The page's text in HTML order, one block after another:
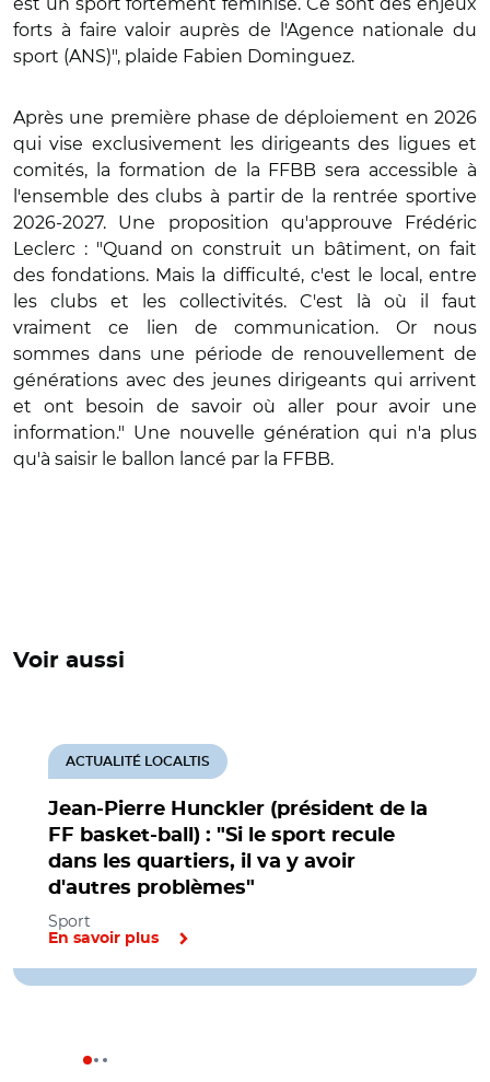
forts à faire valoir auprès de l'Agence nationale du
sport (ANS)", plaide Fabien Dominguez.
Après une première phase de déploiement en 2026
qui vise exclusivement les dirigeants des ligues et
comités, la formation de la FFBB sera accessible à
l'ensemble des clubs à partir de la rentrée sportive
2026-2027. Une proposition qu'approuve Frédéric
Leclerc : "Quand on construit un bâtiment, on fait
des fondations. Mais la difficulté, c'est le local, entre
les clubs et les collectivités. C'est là où il faut
vraiment ce lien de communication. Or nous
sommes dans une période de renouvellement de
générations avec des jeunes dirigeants qui arrivent
et ont besoin de savoir où aller pour avoir une
information." Une nouvelle génération qui n'a plus
qu'à saisir le ballon lancé par la FFBB.
Voir aussi
Jean-Pierre Hunckler (président de la
FF basket-ball) : "Si le sport recule
dans les quartiers, il va y avoir
d'autres problèmes"
ACTUALITÉ LOCALTIS
Sport
En savoir plus